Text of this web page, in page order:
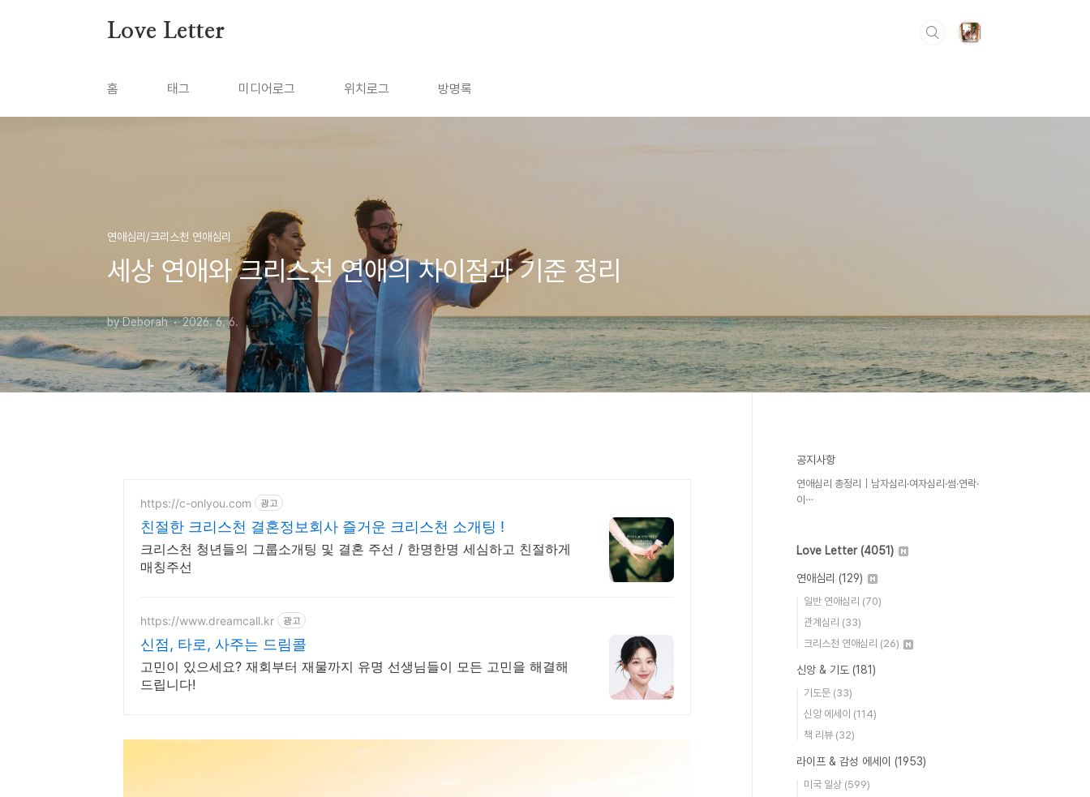
Love Letter
홈 태그 미디어로그 위치로그 방명록
연애심리/크리스천 연애심리
세상 연애와 크리스천 연애의 차이점과 기준 정리
by Deborah 2026. 6. 6.
https://c-onlyou.com 광고
친절한 크리스천 결혼정보회사 즐거운 크리스천 소개팅 !
크리스천 청년들의 그룹소개팅 및 결혼 주선 / 한명한명 세심하고 친절하게
매칭주선
https://www.dreamcall.kr 광고
신점, 타로, 사주는 드림콜
고민이 있으세요? 재회부터 재물까지 유명 선생님들이 모든 고민을 해결해
드립니다!
공지사항
연애심리 총정리｜남자심리·여자심리·썸·연락·
이⋯
Love Letter (4051)
연애심리 (129)
일반 연애심리 (70)
관계심리 (33)
크리스천 연애심리 (26)
신앙 & 기도 (181)
기도문 (33)
신앙 에세이 (114)
책 리뷰 (32)
라이프 & 감성 에세이 (1953)
미국 일상 (599)